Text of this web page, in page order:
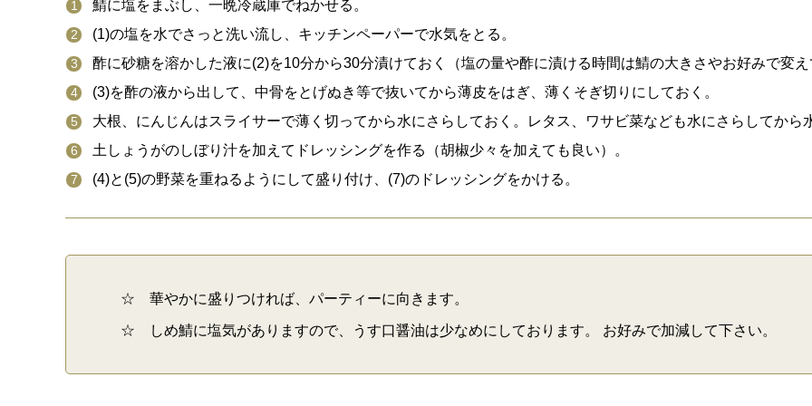
鯖に塩をまぶし、一晩冷蔵庫でねかせる。
(1)の塩を水でさっと洗い流し、キッチンペーパーで水気をとる。
酢に砂糖を溶かした液に(2)を10分から30分漬けておく（塩の量や酢に漬ける時間は鯖の大きさやお好みで変
(3)を酢の液から出して、中骨をとげぬき等で抜いてから薄皮をはぎ、薄くそぎ切りにしておく。
大根、にんじんはスライサーで薄く切ってから水にさらしておく。レタス、ワサビ菜なども水にさらしてから
土しょうがのしぼり汁を加えてドレッシングを作る（胡椒少々を加えても良い）。
(4)と(5)の野菜を重ねるようにして盛り付け、(7)のドレッシングをかける。
☆ 華やかに盛りつければ、パーティーに向きます。
☆ しめ鯖に塩気がありますので、うす口醤油は少なめにしております。 お好みで加減して下さい。